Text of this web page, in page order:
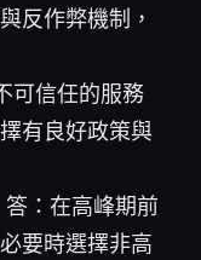
反作弊機制，
可信任的服務
有良好政策與
：在高峰期前
要時選擇非高